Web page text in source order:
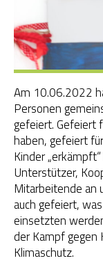
OGS Heinrich-
Fit für Kids –
Kinder im Blick
Kleiderläden
Am 10.06.2022
Personen
gefeiert. Gefeiert
haben, gefeiert
Kinder
Unterstützer,
Mitarbeitende an
auch gefeiert,
einsetzten
der Kampf gegen
Klimaschutz.